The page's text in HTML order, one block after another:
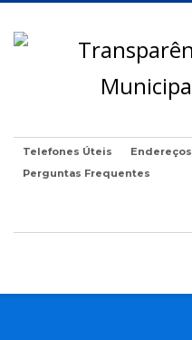
Telefones Úteis Endereços
Perguntas Frequentes